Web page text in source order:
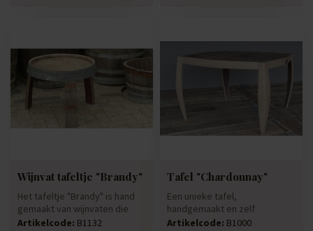
Wijnvat tafeltje "Brandy"
Het tafeltje "Brandy" is hand
gemaakt van wijnvaten die
door weer en wind op een...
Artikelcode: B1132
Tafel "Chardonnay"
Een unieke tafel,
handgemaakt en zelf
ontworpen van de duigen van
Artikelcode: B1000